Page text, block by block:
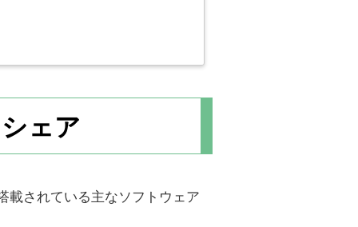
ェア
載されている主なソフトウェア